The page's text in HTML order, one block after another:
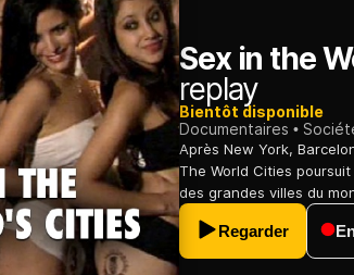
Sex in the
replay
Bientôt disponible
Documentaires
Après New York,
The World Cities
des grandes villes du
Regarder